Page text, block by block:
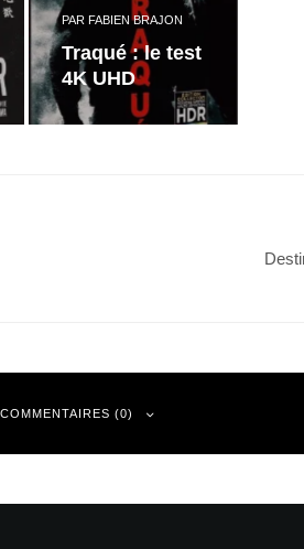
PAR FABIEN BRAJON
Traqué : le test
4K UHD
(0)